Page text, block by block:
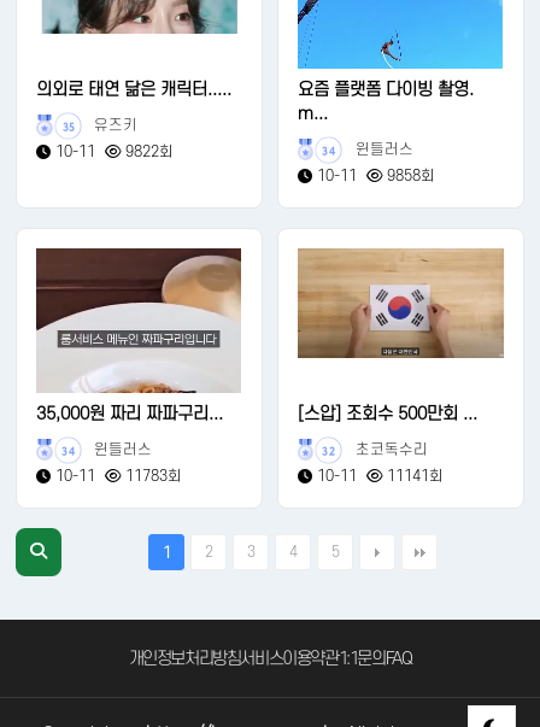
의외로 태연 닮은 캐릭터.....
35
유즈키
10-11
9822회
요즘 플랫폼 다이빙 촬영.
m...
34
윈들러스
10-11
9858회
35,000원 짜리 짜파구리...
34
윈들러스
10-11
11783회
[스압] 조회수 500만회 ...
32
초코독수리
10-11
11141회
1 2 3 4 5
개인정보처리방침서비스이용약관1:1문의FAQ